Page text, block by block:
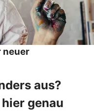
neuer
aus?
genau